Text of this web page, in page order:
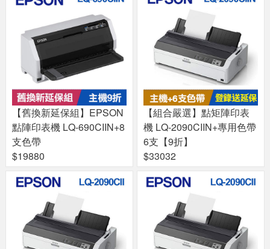
【舊換新延保組】EPSON
點陣印表機 LQ-690CIIN+8
支色帶
$19880
【組合嚴選】點矩陣印表
機 LQ-2090CIIN+專用色帶
6支【9折】
$33032